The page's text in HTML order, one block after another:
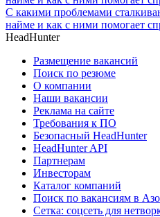
С какими проблемами
найме и как с ними помогает
HeadHunter
Размещение вакансий
Поиск по резюме
О компании
Наши вакансии
Реклама на сайте
Требования к ПО
Безопасный HeadHunter
HeadHunter API
Партнерам
Инвесторам
Каталог компаний
Поиск по вакансиям в
Сетка: соцсеть для